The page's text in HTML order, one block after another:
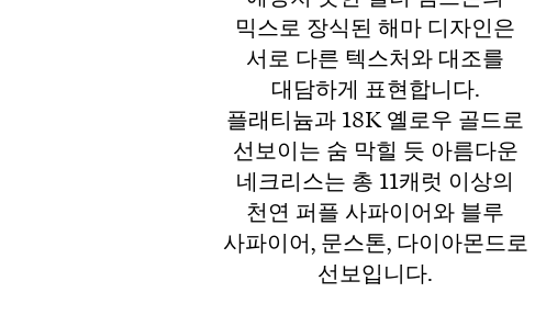
티파니 다이아몬드 전문가와의상담을 예약하거나
믹스로 장식된 해마 디자인은
서로 다른 텍스처와 대조를
대담하게 표현합니다.
플래티늄과 18K 옐로우 골드로
선보이는 숨 막힐 듯 아름다운
네크리스는 총 11캐럿 이상의
천연 퍼플 사파이어와 블루
사파이어, 문스톤, 다이아몬드로
선보입니다.